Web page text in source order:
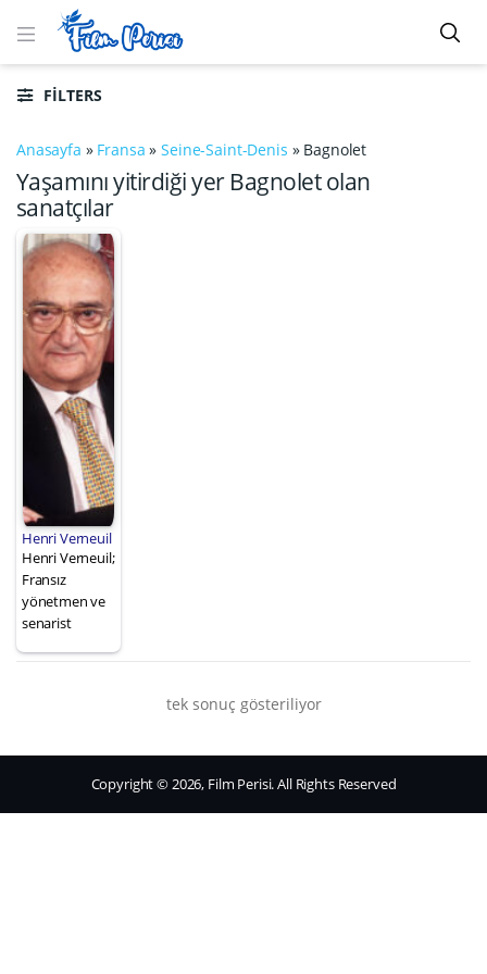
FILTERS
Anasayfa » Fransa »Seine-Saint-Denis » Bagnolet
Yaşamını yitirdiği yer Bagnolet olan
sanatçılar
Henri Verneuil
Henri Verneuil;
Fransız
yönetmen ve
senarist
tek sonuç gösteriliyor
Copyright © 2026, Film Perisi. All Rights Reserved